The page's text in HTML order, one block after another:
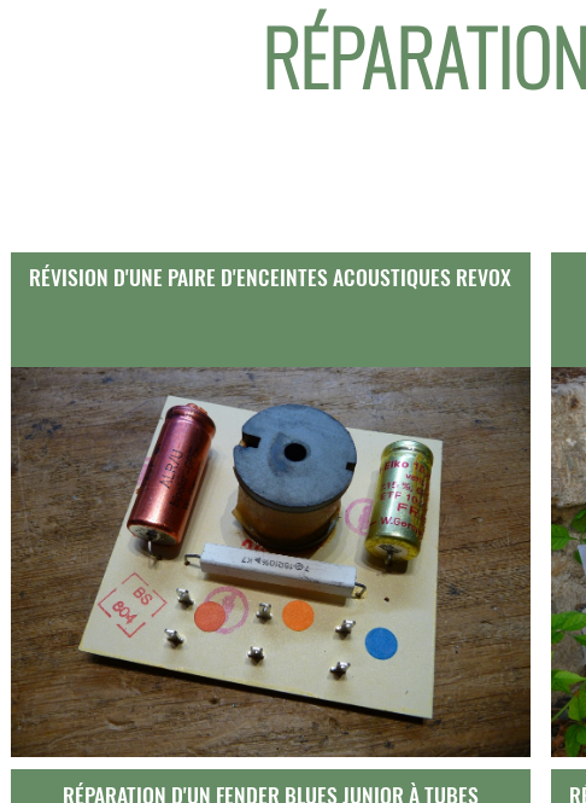
RÉVISION D'UNE PAIRE D'ENCEINTES ACOUSTIQUES REVOX
RÉPARATION D'UN FENDER BLUES JUNIOR À TUBES